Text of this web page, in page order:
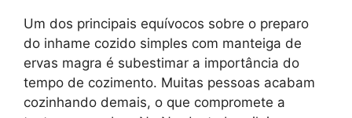
Um dos principais equívocos sobre o preparo
do inhame cozido simples com manteiga de
ervas magra é subestimar a importância do
tempo de cozimento. Muitas pessoas acabam
cozinhando demais, o que compromete a